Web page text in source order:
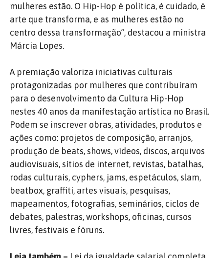
mulheres estão. O Hip-Hop é política, é cuidado, é
arte que transforma, e as mulheres estão no
centro dessa transformação”, destacou a ministra
Márcia Lopes.
A premiação valoriza iniciativas culturais
protagonizadas por mulheres que contribuíram
para o desenvolvimento da Cultura Hip-Hop
nestes 40 anos da manifestação artística no Brasil.
Podem se inscrever obras, atividades, produtos e
ações como: projetos de composição, arranjos,
produção de beats, shows, vídeos, discos, arquivos
audiovisuais, sítios de internet, revistas, batalhas,
rodas culturais, cyphers, jams, espetáculos, slam,
beatbox, graffiti, artes visuais, pesquisas,
mapeamentos, fotografias, seminários, ciclos de
debates, palestras, workshops, oficinas, cursos
livres, festivais e fóruns.